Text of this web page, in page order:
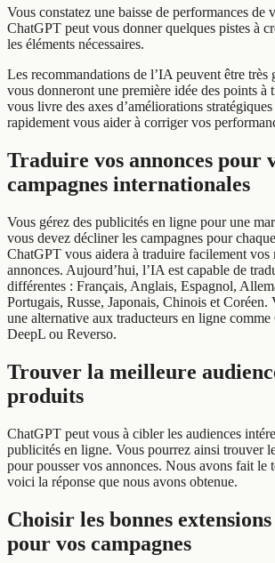
Vous constatez une baisse de performances de
ChatGPT peut vous donner quelques pistes à
les éléments nécessaires.
Les recommandations de l’IA peuvent être très
vous donneront une première idée des points à
vous livre des axes d’améliorations
rapidement vous aider à corriger vos
Traduire vos annonces pour
campagnes internationales
Vous gérez des publicités en ligne pour une
vous devez décliner les campagnes pour
ChatGPT vous aidera à traduire facilement vos
annonces. Aujourd’hui, l’IA est capable de
différentes : Français, Anglais, Espagnol,
Portugais, Russe, Japonais, Chinois et Coréen.
une alternative aux traducteurs en ligne
DeepL ou Reverso.
Trouver la meilleure
produits
ChatGPT peut vous à cibler les audiences
publicités en ligne. Vous pourrez ainsi trouver
pour pousser vos annonces. Nous avons fait le
voici la réponse que nous avons obtenue.
Choisir les bonnes
pour vos campagnes